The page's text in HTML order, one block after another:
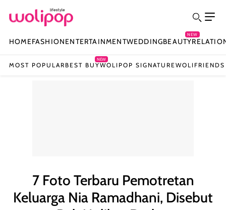
HOMEFASHIONENTERTAINMENTWEDDINGBEAUTY
NEW
MOST POPULAR BEST BUY
NEW
WOLIPOP SIGNATUREWOLIFRIENDS
7 Foto Terbaru Pemotretan
Keluarga Nia Ramadhani, Disebut